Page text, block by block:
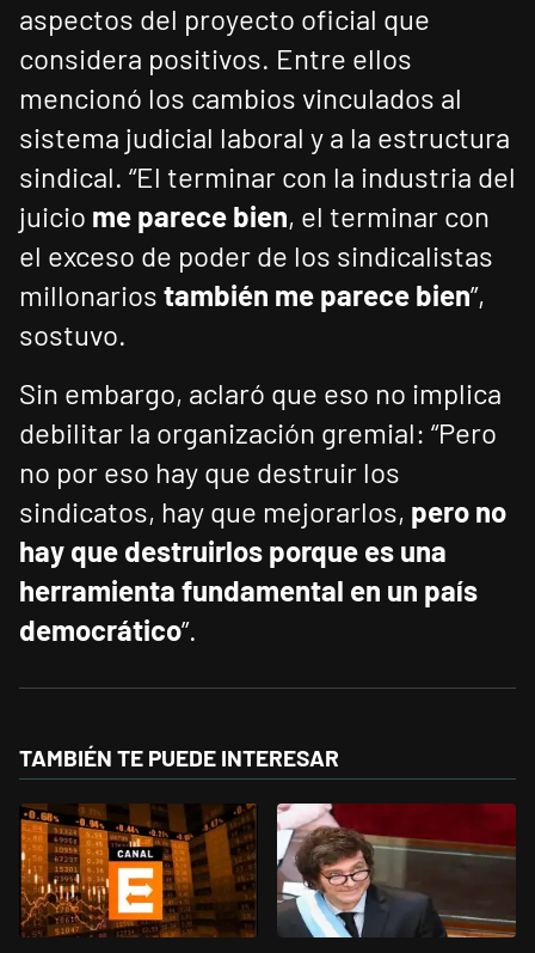
aspectos del proyecto oficial que
considera positivos. Entre ellos
mencionó los cambios vinculados al
sistema judicial laboral y a la estructura
sindical. “El terminar con la industria del
juicio me parece bien, el terminar con
el exceso de poder de los sindicalistas
millonarios también me parece bien”,
sostuvo.
Sin embargo, aclaró que eso no implica
debilitar la organización gremial: “Pero
no por eso hay que destruir los
sindicatos, hay que mejorarlos, pero no
hay que destruirlos porque es una
herramienta fundamental en un país
democrático”.
TAMBIÉN TE PUEDE INTERESAR